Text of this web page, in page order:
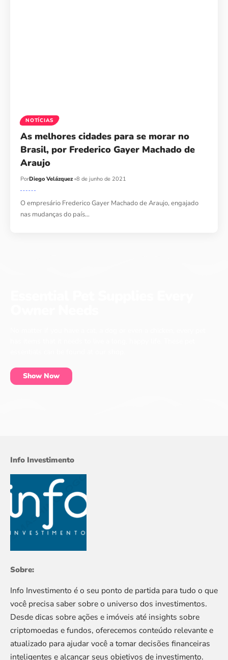
NOTÍCIAS
As melhores cidades para se morar no
Brasil, por Frederico Gayer Machado de
Araujo
PorDiego Velázquez 8 de junho de 2021
O empresário Frederico Gayer Machado de Araujo, engajado
nas mudanças do país…
Show Now
Info Investimento
Sobre:
Info Investimento é o seu ponto de partida para tudo o que
você precisa saber sobre o universo dos investimentos.
Desde dicas sobre ações e imóveis até insights sobre
criptomoedas e fundos, oferecemos conteúdo relevante e
atualizado para ajudar você a tomar decisões financeiras
inteligentes e alcançar seus objetivos de investimento.